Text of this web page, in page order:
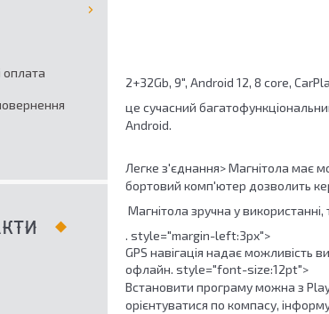
2+32Gb, 9", Android 12, 8 core,
це сучасний
Android.
Легке з'єднання>Магнітола має
бортовий комп'ютер дозволить
Магнітола зручна у
. style="margin-left:3px">
GPS навігація надає можливість
офлайн. style="font-size:12pt">
Встановити програму можна з
орієнтуватися по компасу,
оплата